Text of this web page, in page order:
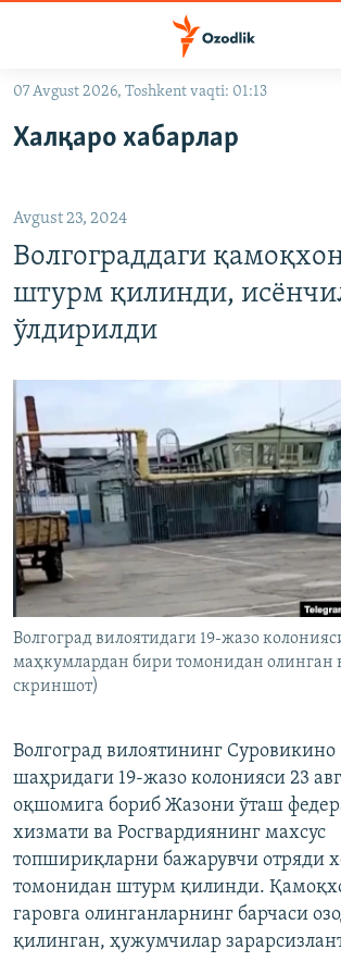
Асосий
навигацияга
Қидиришга
ўтинг
OZODVIDEO
На русском
ИЖТИМОИЙ ТАРМОҚЛАР
Озодлик бошқа тилларда
07 Avgust 2026, Toshkent vaqti: 01:13
Халқаро хабарлар
Avgust 23, 2024
Волгограддаги
штурм қилинди,
ўлдирилди
Волгоград вилоятидаги 19-жазо
маҳкумлардан бири томонидан олинган
скриншот)
Волгоград вилоятининг Суровикино
шаҳридаги 19-жазо колонияси 23
оқшомига бориб Жазони ўташ
хизмати ва Росгвардиянинг махсус
топшириқларни бажарувчи отряди
томонидан штурм қилинди.
гаровга олинганларнинг барчаси
қилинган, ҳужумчилар